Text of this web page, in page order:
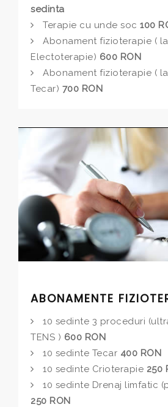
sedinta
Terapie cu unde soc 100
Abonament fizioterapie (
Electoterapie) 600 RON
Abonament fizioterapie (
Tecar) 700 RON
ABONAMENTE
10 sedinte 3 proceduri
TENS ) 600 RON
10 sedinte Tecar 400 RON
10 sedinte Crioterapie 250
10 sedinte Drenaj limfatic
250 RON